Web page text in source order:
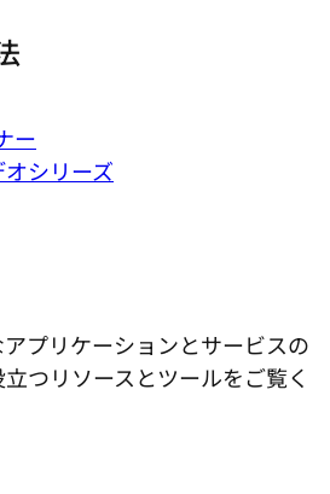
ー
シリーズ
プリケーションとサービスの
つリソースとツールをご覧く